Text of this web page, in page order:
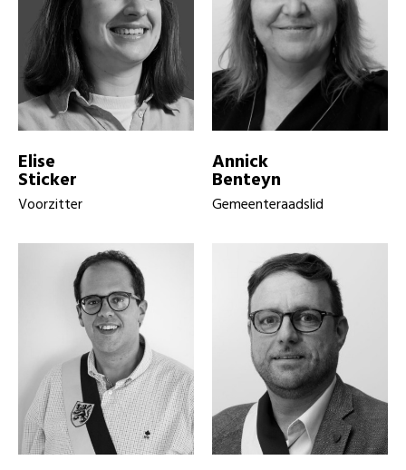
Elise
Sticker
Voorzitter
Annick
Benteyn
Gemeenteraadslid